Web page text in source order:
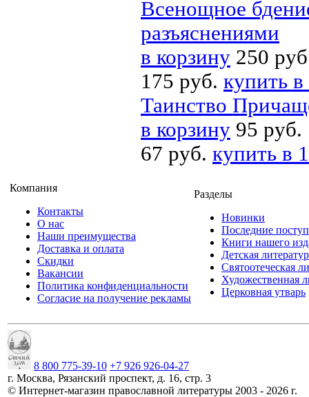
Всенощное
разъяснениями
в корзину 250
175 руб. купить
Таинство
в корзину 95 руб.
67 руб. купить в
Компания
Контакты
О нас
Наши преимущества
Доставка и оплата
Скидки
Вакансии
Политика конфиденциальности
Согласие на получение рекламы
Разделы
Новинки
Последние
Книги нашего
Детская
Святоотеческая
Художественная
Церковная утварь
8 800 775-39-10 +7 926 926-04-27
г. Москва, Рязанский проспект, д. 16, стр. 3
© Интернет-магазин православной литературы 2003 - 2026 г.